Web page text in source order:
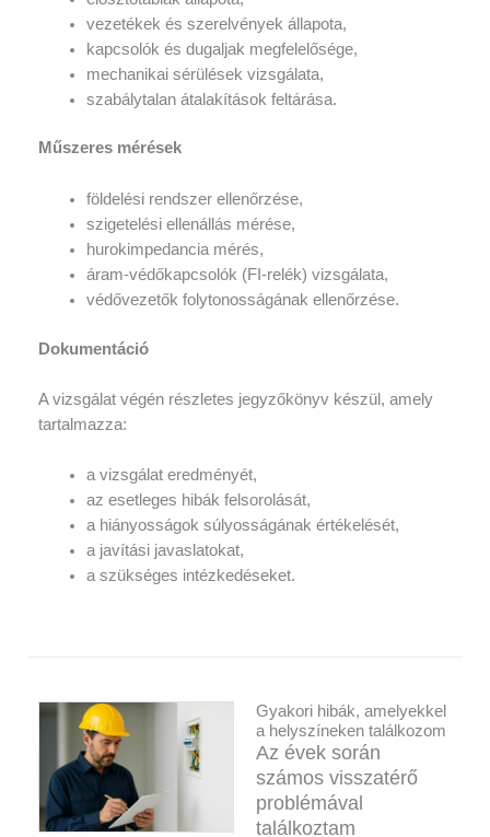
vezetékek és szerelvények állapota,
kapcsolók és dugaljak megfelelősége,
mechanikai sérülések vizsgálata,
szabálytalan átalakítások feltárása.
Műszeres mérések
földelési rendszer ellenőrzése,
szigetelési ellenállás mérése,
hurokimpedancia mérés,
áram-védőkapcsolók (FI-relék) vizsgálata,
védővezetők folytonosságának ellenőrzése.
Dokumentáció
A vizsgálat végén részletes jegyzőkönyv készül, amely
tartalmazza:
a vizsgálat eredményét,
az esetleges hibák felsorolását,
a hiányosságok súlyosságának értékelését,
a javítási javaslatokat,
a szükséges intézkedéseket.
Gyakori hibák, amelyekkel
a helyszíneken találkozom
Az évek során
számos visszatérő
problémával
találkoztam